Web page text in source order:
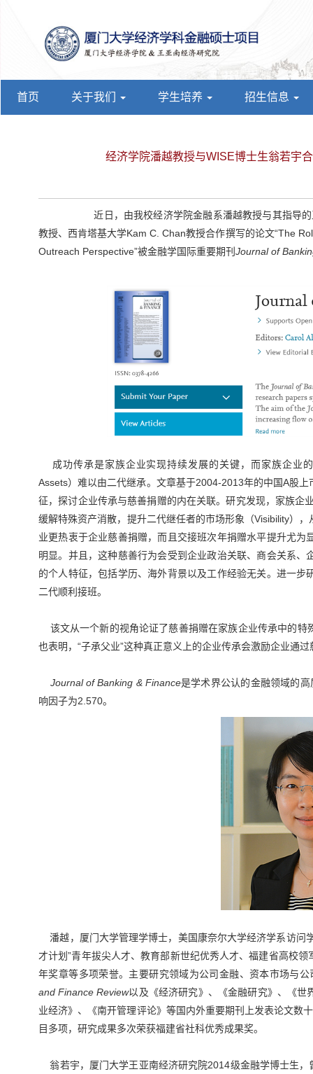
首页 关于我们 学生培养 招生信息
经济学院潘越教授与WISE博士生翁若宇
近日，由我校经济学院金融系潘越教授与其指导的王
教授、西肯塔基大学Kam C. Chan教授合作撰写的论文“The
Outreach Perspective”被金融学国际重要期刊 Journal of
成功传承是家族企业实现持续发展的关键，而家族企业
Assets）难以由二代继承。文章基于2004-2013年的中国A股
征，探讨企业传承与慈善捐赠的内在关联。研究发现，家族企
缓解特殊资产消散，提升二代继任者的市场形象（Visibility）
业更热衷于企业慈善捐赠，而且交接班次年捐赠水平提升尤
明显。并且，这种慈善行为会受到企业政治关联、商会关系
的个人特征，包括学历、海外背景以及工作经验无关。进一
二代顺利接班。
该文从一个新的视角论证了慈善捐赠在家族企业传承中的特
也表明，“子承父业”这种真正意义上的企业传承会激励企业通
Journal of Banking & Finance是学术界公认的金融领域的
响因子为2.570。
潘越，厦门大学管理学博士，美国康奈尔大学经济学系访问
才计划”青年拔尖人才、教育部新世纪优秀人才、福建省高校
年奖章等多项荣誉。主要研究领域为公司金融、资本市场与公
and Finance Review以及《经济研究》、《金融研究》、《世
业经济》、《南开管理评论》等国内外重要期刊上发表论文数
目多项，研究成果多次荣获福建省社科优秀成果奖。
翁若宇，厦门大学王亚南经济研究院2014级金融学博士生